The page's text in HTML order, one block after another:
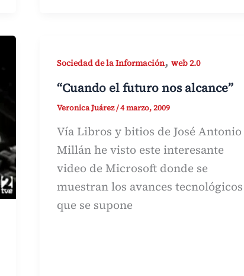
Sociedad de la Información, web 2.0
“Cuando el futuro nos alcance”
Veronica Juárez/4 marzo, 2009
Vía Libros y bitios de José Antonio
Millán he visto este interesante
video de Microsoft donde se
muestran los avances tecnológicos
que se supone